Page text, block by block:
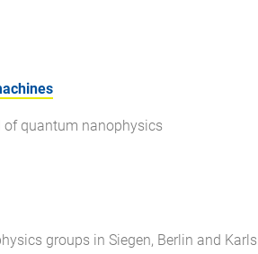
quantum nanophysics
groups in Siegen, Berlin and